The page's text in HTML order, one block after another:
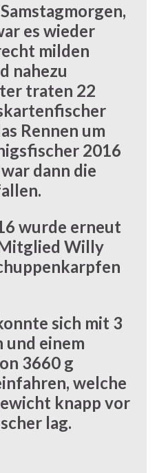
es wieder
milden
nahezu
traten 22
Rennen um
2016
dann die
wurde erneut
Willy
sich mit 3
und einem
3660 g
welche
knapp vor
lag.